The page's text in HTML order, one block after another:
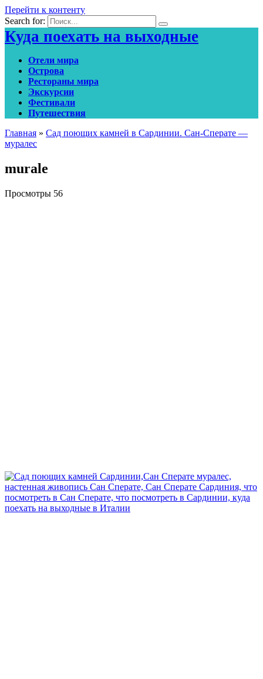
Перейти к контенту
Search for:
Куда поехать на выходные
Отели мира
Острова
Рестораны мира
Экскурсии
Фестивали
Путешествия
Главная » Сад поющих камней в Сардинии. Сан-Сперате —
муралес
murale
Просмотры 56